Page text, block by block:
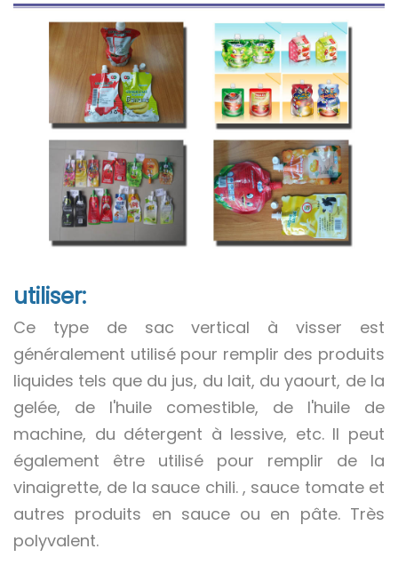
utiliser:
Ce type de sac vertical à visser est
généralement utilisé pour remplir des produits
liquides tels que du jus, du lait, du yaourt, de la
gelée, de l'huile comestible, de l'huile de
machine, du détergent à lessive, etc. Il peut
également être utilisé pour remplir de la
vinaigrette, de la sauce chili. , sauce tomate et
autres produits en sauce ou en pâte. Très
polyvalent.